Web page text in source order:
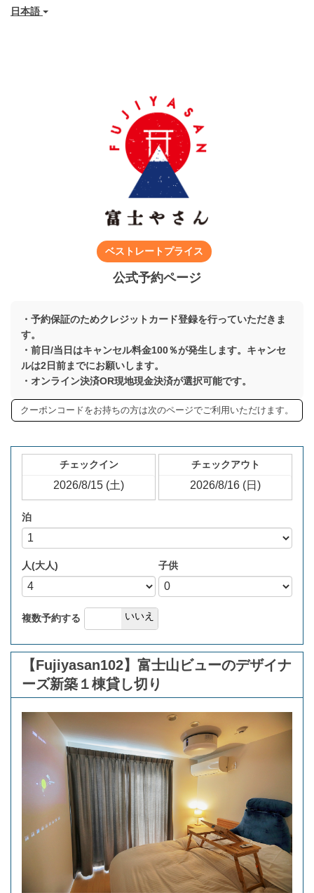
日本語
ベストレートプライス
公式予約ページ
・予約保証のためクレジットカード登録を行っていただきま
す。
・前日/当日はキャンセル料金100％が発生します。キャンセ
ルは2日前までにお願いします。
・オンライン決済OR現地現金決済が選択可能です。
クーポンコードをお持ちの方は次のページでご利用いただけます。
チェックイン チェックアウト
泊
人(大人) 子供
複数予約する
はい いいえ
【Fujiyasan102】富士山ビューのデザイナ
ーズ新築１棟貸し切り